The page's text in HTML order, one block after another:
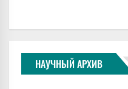
НАУЧНЫЙ АРХИВ